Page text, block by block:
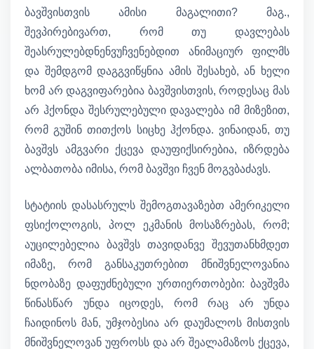
ბავშვისთვის ამისი მაგალითი? მაგ.,
შევპირებივართ, რომ თუ დავლებას
შეასრულებდნენვუჩვენებდით ანიმაციურ ფილმს
და შემდგომ დაგგვიწყნია ამის შესახებ, ან ხელი
ხომ არ დაგვიფარებია ბავშვისთვის, როდესაც მას
არ ჰქონდა შესრულებული დავალება იმ მიზეზით,
რომ გუშინ თითქოს სიცხე ჰქონდა. ვინაიდან, თუ
ბავშვს ამგვარი ქცევა დაუფიქსირებია, იზრდება
ალბათობა იმისა, რომ ბავშვი ჩვენ მოგვბაძავს.
სტატიის დასასრულს შემოგთავაზებთ ამერიკელი
ფსიქოლოგის, პოლ ეკმანის მოსაზრებას, რომ;
აუცილებელია ბავშვს თავიდანვე შევუთანხმდეთ
იმაზე, რომ განსაკუთრებით მნიშვნელოვანია
ნდობაზე დაფუძნებული ურთიერთობები: ბავშვმა
წინასწარ უნდა იცოდეს, რომ რაც არ უნდა
ჩაიდინოს მან, უმჯობესია არ დაუმალოს მისთვის
მნიშვნელოვან უფროსს და არ შეალამაზოს ქცევა,